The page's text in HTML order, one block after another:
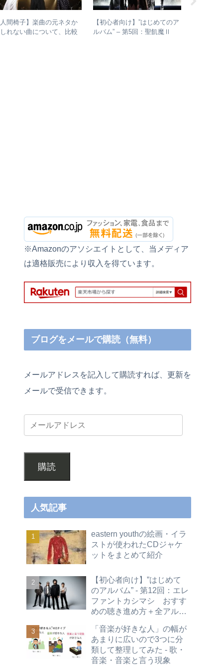
間椅子】楽曲の元ネタか
れない曲について、比較
【初心者向け】”はじめてのア
ルバム” – 第5回：聖飢魔Ⅱ
※Amazonのアソシエイトとして、当メディア
は適格販売により収入を得ています。
ブログをメールで購読（無料）
メールアドレスを記入して購読すれば、更新を
メールで受信できます。
購読
人気記事
eastern youthの絵画・イラ
ストが使われたCDジャケ
ットをまとめて紹介
【初心者向け】”はじめて
のアルバム” - 第12回：エレ
ファントカシマシ おすす
めの聴き進め方＋全アルバ
「音楽が好きな人」の幅が
あまりに広いので3つに分
類して整理してみた - 歌・
音楽・音楽と言う現象